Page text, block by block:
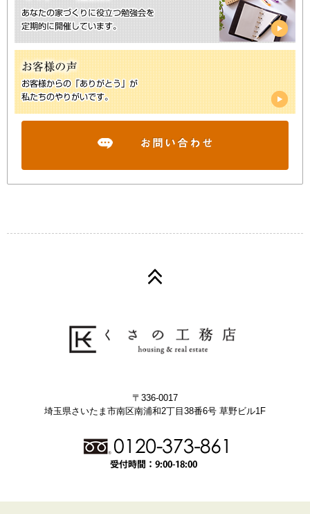
〒336-0017
埼玉県さいたま市南区南浦和2丁目38番6号 草野ビル1F